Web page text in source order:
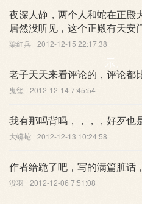
示。
夜深人静，两个人和蛇在正殿
居然没听见，这个正殿有天安
梁红兵 2012-12-15 22:17:38
老子天天来看评论的，评论都
鬼玺 2012-12-14 7:45:54
我有那吗背吗，，，，好歹也
大蟒蛇 2012-12-13 10:24:58
作者给跪了吧，写的满篇脏话
没羽 2012-12-06 7:51:08